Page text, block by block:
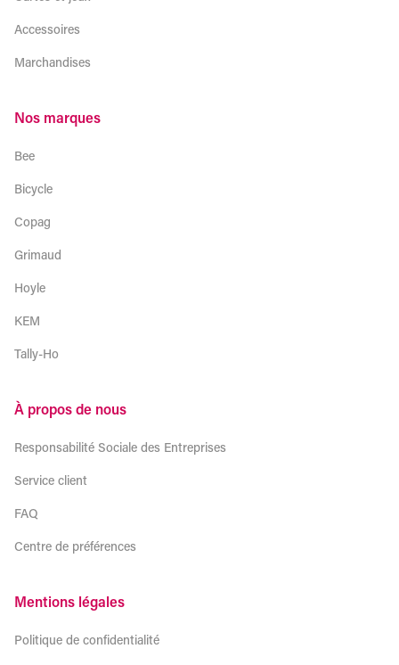
Accessoires
Marchandises
Nos marques
Bee
Bicycle
Copag
Grimaud
Hoyle
KEM
Tally-Ho
À propos de nous
Responsabilité Sociale des Entreprises
Service client
FAQ
Centre de préférences
Mentions légales
Politique de confidentialité